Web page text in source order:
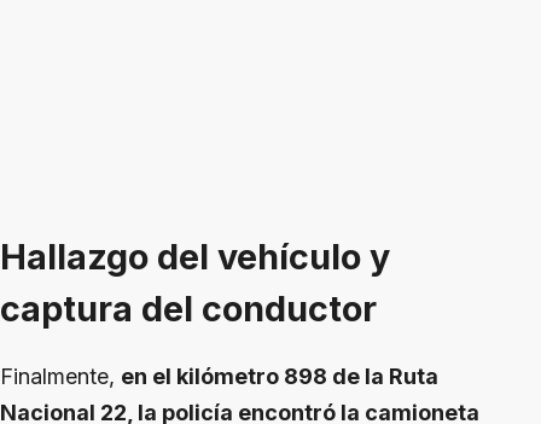
Hallazgo del vehículo y
captura del conductor
Finalmente, en el kilómetro 898 de la Ruta
Nacional 22, la policía encontró la camioneta